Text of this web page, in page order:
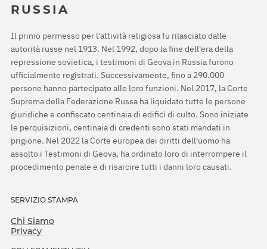
RUSSIA
Il primo permesso per l'attività religiosa fu rilasciato dalle
autorità russe nel 1913. Nel 1992, dopo la fine dell'era della
repressione sovietica, i testimoni di Geova in Russia furono
ufficialmente registrati. Successivamente, fino a 290.000
persone hanno partecipato alle loro funzioni. Nel 2017, la Corte
Suprema della Federazione Russa ha liquidato tutte le persone
giuridiche e confiscato centinaia di edifici di culto. Sono iniziate
le perquisizioni, centinaia di credenti sono stati mandati in
prigione. Nel 2022 la Corte europea dei diritti dell'uomo ha
assolto i Testimoni di Geova, ha ordinato loro di interrompere il
procedimento penale e di risarcire tutti i danni loro causati.
SERVIZIO STAMPA
Chi Siamo
Privacy